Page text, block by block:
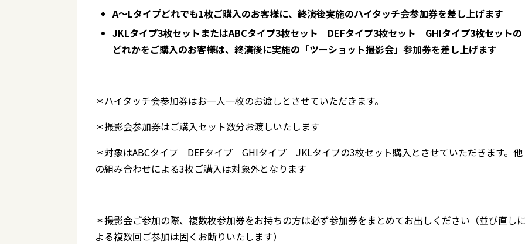
A～Lタイプどれでも1枚ご購入のお客様に、終演後実施のハイタッチ会参加券を差し上げます
JKLタイプ3枚セットまたはABCタイプ3枚セット DEFタイプ3枚セット GHIタイプ3枚セットの
どれかをご購入のお客様は、終演後に実施の「ツーショット撮影会」参加券を差し上げます
＊ハイタッチ会参加券はお一人一枚のお渡しとさせていただきます。
＊撮影会参加券はご購入セット数分お渡しいたします
＊対象はABCタイプ DEFタイプ GHIタイプ JKLタイプの3枚セット購入とさせていただきます。他
の組み合わせによる3枚ご購入は対象外となります
＊撮影会ご参加の際、複数枚参加券をお持ちの方は必ず参加券をまとめてお出しください（並び直しに
よる複数回ご参加は固くお断りいたします）